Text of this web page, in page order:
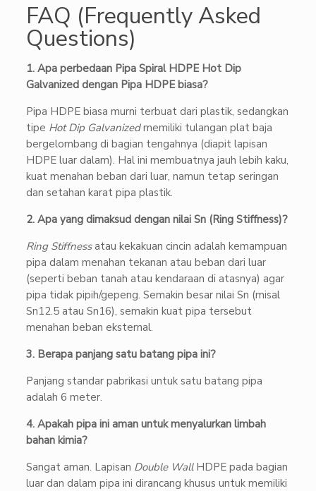
FAQ (Frequently Asked
Questions)
1. Apa perbedaan Pipa Spiral HDPE Hot Dip
Galvanized dengan Pipa HDPE biasa?
Pipa HDPE biasa murni terbuat dari plastik, sedangkan
tipe Hot Dip Galvanizedmemiliki tulangan plat baja
bergelombang di bagian tengahnya (diapit lapisan
HDPE luar dalam). Hal ini membuatnya jauh lebih kaku,
kuat menahan beban dari luar, namun tetap seringan
dan setahan karat pipa plastik.
2. Apa yang dimaksud dengan nilai Sn (Ring Stiffness)?
Ring Stiffnessatau kekakuan cincin adalah kemampuan
pipa dalam menahan tekanan atau beban dari luar
(seperti beban tanah atau kendaraan di atasnya) agar
pipa tidak pipih/gepeng. Semakin besar nilai Sn (misal
Sn12.5 atau Sn16), semakin kuat pipa tersebut
menahan beban eksternal.
3. Berapa panjang satu batang pipa ini?
Panjang standar pabrikasi untuk satu batang pipa
adalah 6 meter.
4. Apakah pipa ini aman untuk menyalurkan limbah
bahan kimia?
Sangat aman. Lapisan Double WallHDPE pada bagian
luar dan dalam pipa ini dirancang khusus untuk memiliki